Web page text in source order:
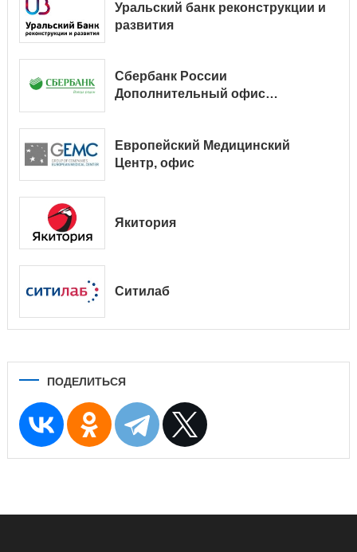
Уральский банк реконструкции и
развития
Сбербанк России
Дополнительный офис
Европейский Медицинский
Центр, офис
Якитория
Ситилаб
ПОДЕЛИТЬСЯ